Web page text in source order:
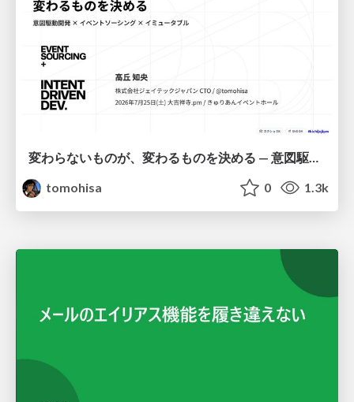
tomohisa
0 1.3k